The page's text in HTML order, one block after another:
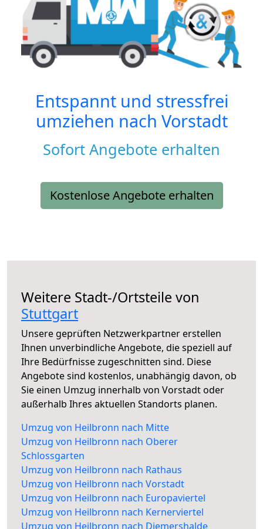
Entspannt und stressfrei
umziehen nach Vorstadt
Sofort Angebote erhalten
Kostenlose Angebote erhalten
Weitere Stadt-/Ortsteile von
Stuttgart
Unsere geprüften Netzwerkpartner erstellen
Ihnen unverbindliche Angebote, die speziell auf
Ihre Bedürfnisse zugeschnitten sind. Diese
Angebote sind kostenlos, unabhängig davon, ob
Sie einen Umzug innerhalb von Vorstadt oder
außerhalb Ihres aktuellen Standorts planen.
Umzug von Heilbronn nach Mitte
Umzug von Heilbronn nach Oberer
Schlossgarten
Umzug von Heilbronn nach Rathaus
Umzug von Heilbronn nach Vorstadt
Umzug von Heilbronn nach Europaviertel
Umzug von Heilbronn nach Kernerviertel
Umzug von Heilbronn nach Diemershalde